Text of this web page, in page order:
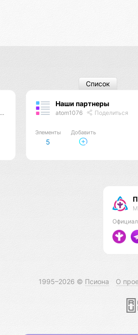
Наши партнеры
atom1076 Поделиться
Элементы
5
Добавить
Список
1995–2026 © Псиона О